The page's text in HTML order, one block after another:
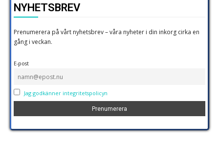
NYHETSBREV
Prenumerera på vårt nyhetsbrev – våra nyheter i din inkorg cirka en
gång i veckan.
E-post
Jag godkänner integritetspolicyn